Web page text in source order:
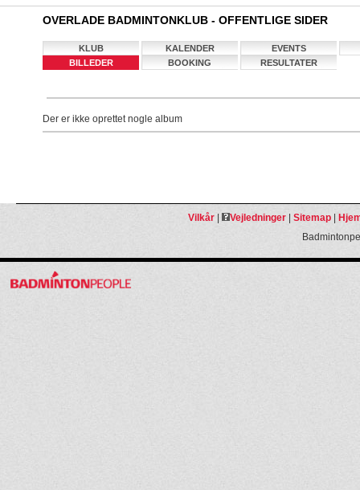
OVERLADE BADMINTONKLUB - OFFENTLIGE SIDER
KLUB KALENDER
EVENTS
BILLEDER
BOOKING RESULTATER
Der er ikke oprettet nogle album
Vilkår| Vejledninger| Sitemap|